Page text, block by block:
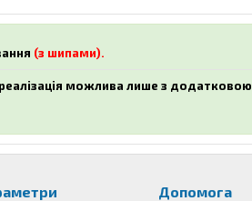
(з шипами).
можлива лише з додатковою
Допомога